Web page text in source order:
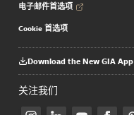
电子邮件首选项
Cookie 首选项
Download the New GIA App
关注我们